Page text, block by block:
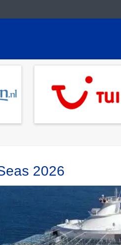
2026